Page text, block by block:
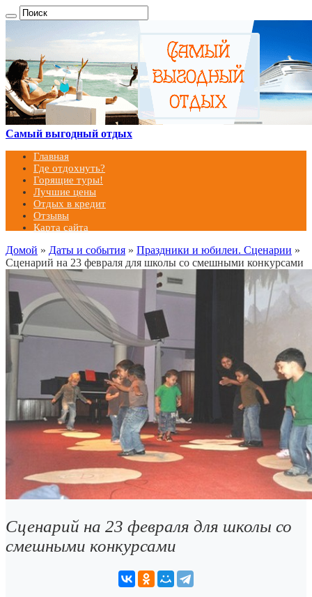
Самый выгодный отдых
Главная
Где отдохнуть?
Горящие туры!
Лучшие цены
Отдых в кредит
Отзывы
Карта сайта
Домой » Даты и события » Праздники и юбилеи. Сценарии »
Сценарий на 23 февраля для школы со смешными конкурсами
Сценарий на 23 февраля для школы со
смешными конкурсами